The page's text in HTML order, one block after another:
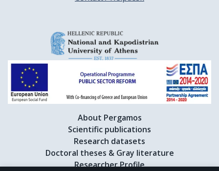
About Pergamos
Scientific publications
Research datasets
Doctoral theses & Gray literature
Researcher Profile